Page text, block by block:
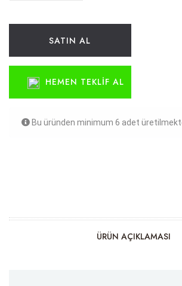
SATIN AL
HEMEN TEKLIF AL
Bu üründen minimum 6 adet
ÜRÜN AÇIKLAMASI